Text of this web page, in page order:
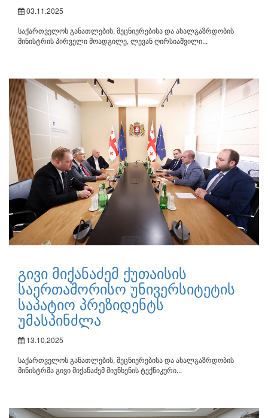
03.11.2025
საქართველოს განათლების, მეცნიერებისა და ახალგაზრდობის
მინისტრის პირველი მოადგილე, ლევან ღირსიაშვილი...
გივი მიქანაძემ ქუთაისის
საერთაშორისო უნივერსიტეტის
საპატიო პრეზიდენტს
უმასპინძლა
13.10.2025
საქართველოს განათლების, მეცნიერებისა და ახალგაზრდობის
მინისტრმა გივი მიქანაძემ მიუნხენის ტექნიკური...